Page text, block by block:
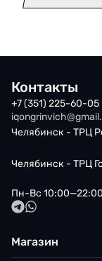
Контакты
+7 (351) 225-60-05
Челябинск - ТРЦ
Челябинск - ТРЦ
Пн-Вс 10:00—22:00
Магазин